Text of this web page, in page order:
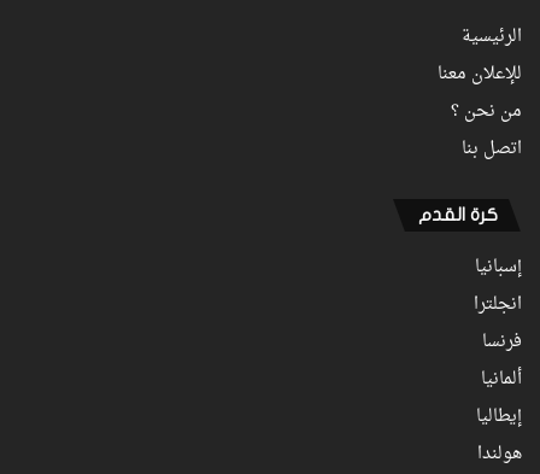
الرئيسية
للإعلان معنا
من نحن ؟
اتصل بنا
كرة القدم
إسبانيا
انجلترا
فرنسا
ألمانيا
إيطاليا
هولندا